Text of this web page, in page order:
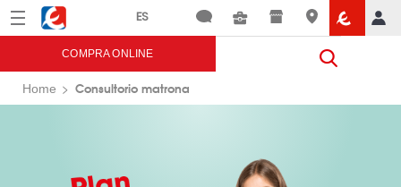
Menú Eroski
COMPRA ONLINE
Home Consultorio matrona